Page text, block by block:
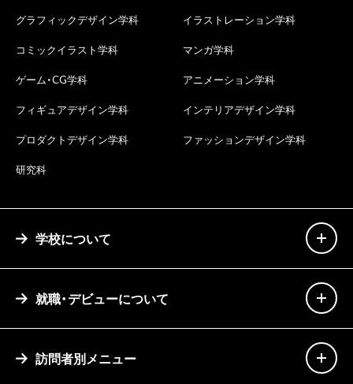
グラフィックデザイン学科
イラストレーション学科
コミックイラスト学科
マンガ学科
ゲーム・CG学科
アニメーション学科
フィギュアデザイン学科
インテリアデザイン学科
プロダクトデザイン学科
ファッションデザイン学科
研究科
学校について
就職・デビューについて
訪問者別メニュー